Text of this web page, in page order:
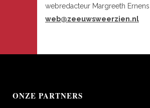
webredacteur Margreeth Ernens
web@zeeuwsweerzien.nl
ONZE PARTNERS